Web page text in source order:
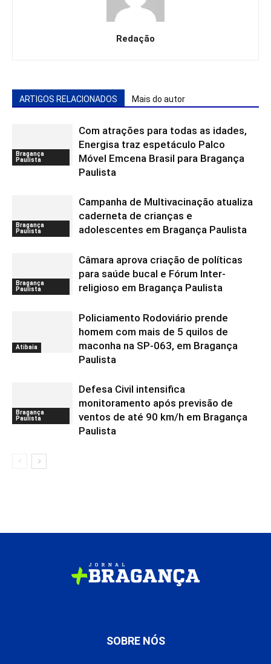
Redação
ARTIGOS RELACIONADOS Mais do autor
Bragança
Paulista
Com atrações para todas as idades,
Energisa traz espetáculo Palco
Móvel Emcena Brasil para Bragança
Paulista
Bragança
Paulista
Campanha de Multivacinação atualiza
caderneta de crianças e
adolescentes em Bragança Paulista
Bragança
Paulista
Câmara aprova criação de políticas
para saúde bucal e Fórum Inter-
religioso em Bragança Paulista
Atibaia
Policiamento Rodoviário prende
homem com mais de 5 quilos de
maconha na SP-063, em Bragança
Paulista
Bragança
Paulista
Defesa Civil intensifica
monitoramento após previsão de
ventos de até 90 km/h em Bragança
Paulista
SOBRE NÓS